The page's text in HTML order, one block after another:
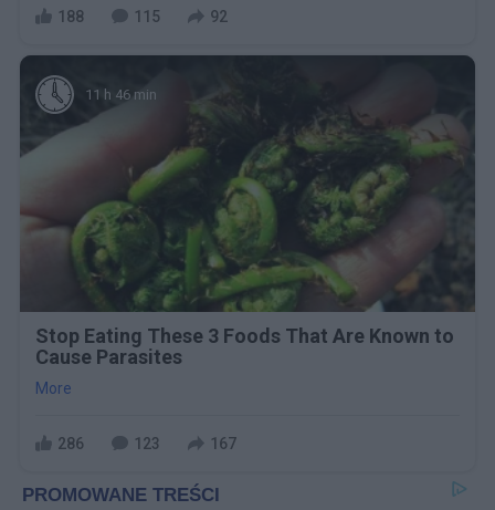
188 115 92
11 h 46 min
Stop Eating These 3 Foods That Are Known to
Cause Parasites
More
286 123 167